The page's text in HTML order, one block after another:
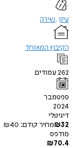
עיון שירה
הקיבוץ המאוחד
262עמודים
ספטמבר
2024
דיגיטלי
₪32 מחיר קודם: ₪40
מודפס
₪70.4